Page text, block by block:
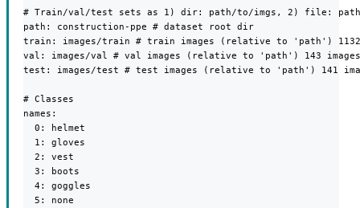
# Train/val/test sets as 1) dir: path/to/imgs, 2) file:
path: construction-ppe # dataset root dir
train: images/train # train images (relative to 'path') 1132
val: images/val # val images (relative to 'path') 143 images
test: images/test # test images (relative to 'path') 141
# Classes
names:
  0: helmet
  1: gloves
  2: vest
  3: boots
  4: goggles
  5: none